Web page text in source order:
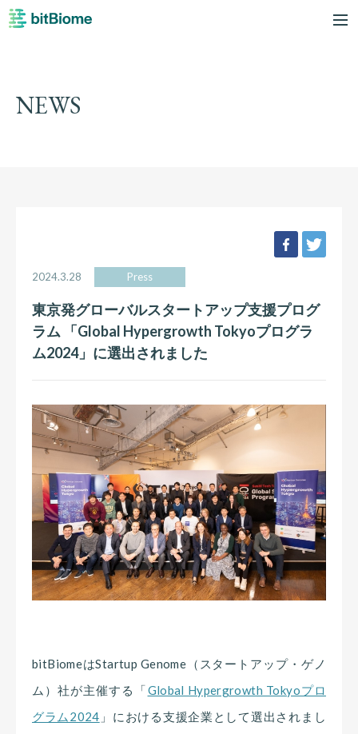
NEWS
facebook
2024.3.28 Press
東京発グローバルスタートアップ支援プログ
ラム 「Global Hypergrowth Tokyoプログラ
ム2024」に選出されました
bitBiomeはStartup Genome（スタートアップ・ゲノ
ム）社が主催する「Global Hypergrowth Tokyoプロ
グラム2024 」における支援企業として選出されまし